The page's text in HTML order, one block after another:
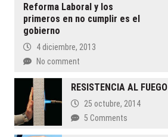
Reforma Laboral y los
primeros en no cumplir es el
gobierno
4 diciembre, 2013
No comment
RESISTENCIA AL FUEGO
25 octubre, 2014
5 Comments